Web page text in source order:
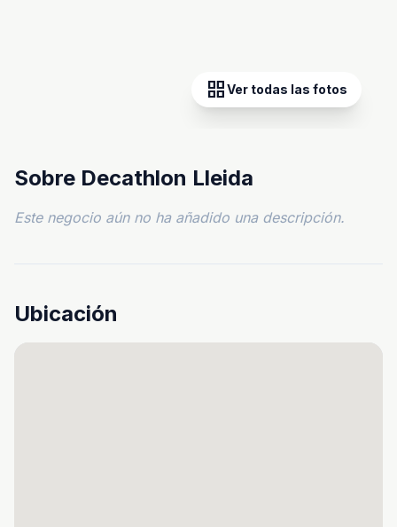
grid_viewVer todas las fotos
Sobre Decathlon Lleida
Este negocio aún no ha añadido una descripción.
Ubicación